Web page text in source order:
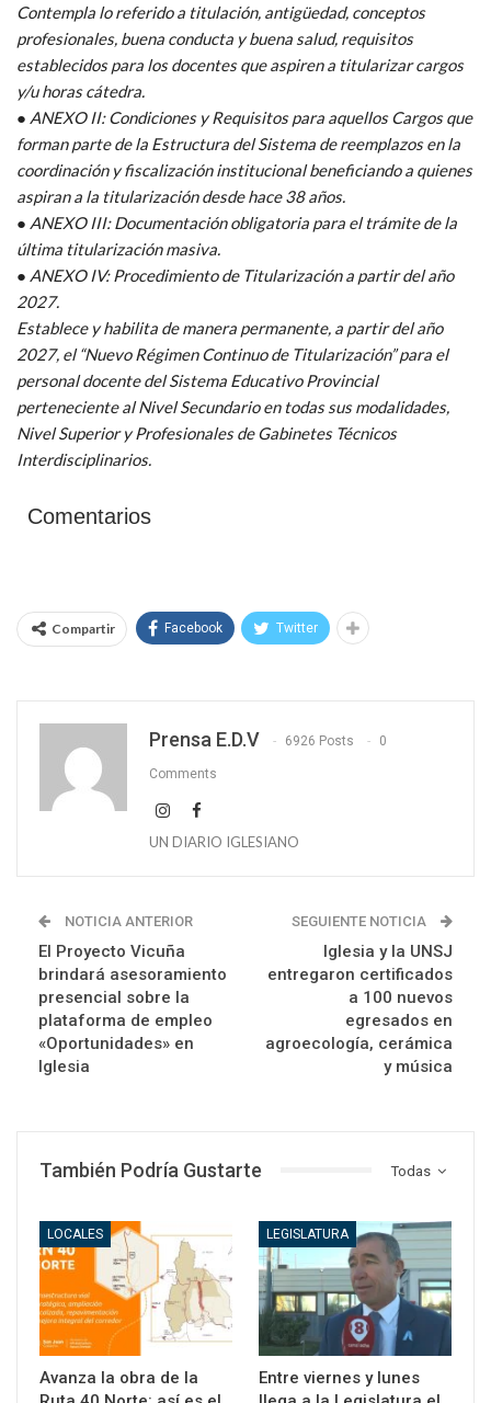
Contempla lo referido a titulación, antigüedad, conceptos
profesionales, buena conducta y buena salud, requisitos
establecidos para los docentes que aspiren a titularizar cargos
y/u horas cátedra.
● ANEXO II: Condiciones y Requisitos para aquellos Cargos que
forman parte de la Estructura del Sistema de reemplazos en la
coordinación y fiscalización institucional beneficiando a quienes
aspiran a la titularización desde hace 38 años.
● ANEXO III: Documentación obligatoria para el trámite de la
última titularización masiva.
● ANEXO IV: Procedimiento de Titularización a partir del año
2027.
Establece y habilita de manera permanente, a partir del año
2027, el “Nuevo Régimen Continuo de Titularización” para el
personal docente del Sistema Educativo Provincial
perteneciente al Nivel Secundario en todas sus modalidades,
Nivel Superior y Profesionales de Gabinetes Técnicos
Interdisciplinarios.
Comentarios
Compartir Facebook Twitter
Prensa E.D.V 6926 Posts 0
Comments
UN DIARIO IGLESIANO
NOTICIA ANTERIOR
El Proyecto Vicuña
brindará asesoramiento
presencial sobre la
plataforma de empleo
«Oportunidades» en
Iglesia
SEGUIENTE NOTICIA
Iglesia y la UNSJ
entregaron certificados
a 100 nuevos
egresados en
agroecología, cerámica
y música
Todas
También Podría Gustarte
LOCALES
Avanza la obra de la
LEGISLATURA
Entre viernes y lunes